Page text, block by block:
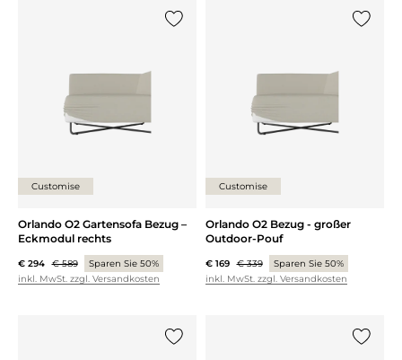
Customise
Orlando O2 Gartensofa Bezug –
Eckmodul rechts
€ 294 € 589
Sparen Sie 50%
inkl. MwSt. zzgl. Versandkosten
Customise
Orlando O2 Bezug - großer
Outdoor-Pouf
€ 169 € 339
Sparen Sie 50%
inkl. MwSt. zzgl. Versandkosten